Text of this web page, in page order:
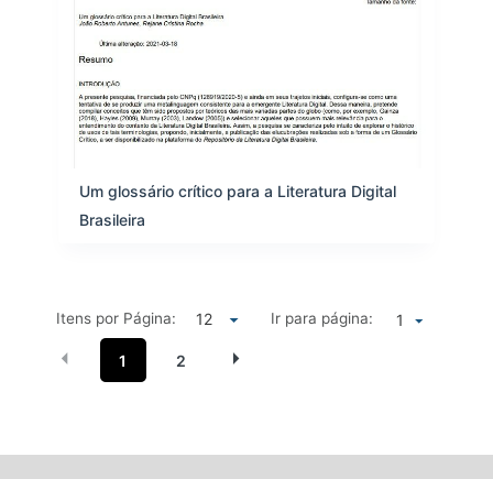
Um glossário crítico para a Literatura Digital
Brasileira
Itens por Página: Ir para página: 1
1 2